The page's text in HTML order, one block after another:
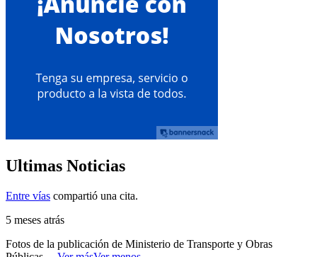
Ultimas Noticias
Entre vías compartió una cita.
5 meses atrás
Fotos de la publicación de Ministerio de Transporte y Obras